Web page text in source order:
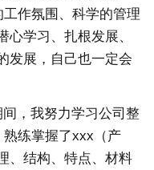
作氛围、科学的管理
学习、扎根发展、
发展，自己也一定会
，我努力学习公司整
练掌握了xxx（产
、结构、特点、材料